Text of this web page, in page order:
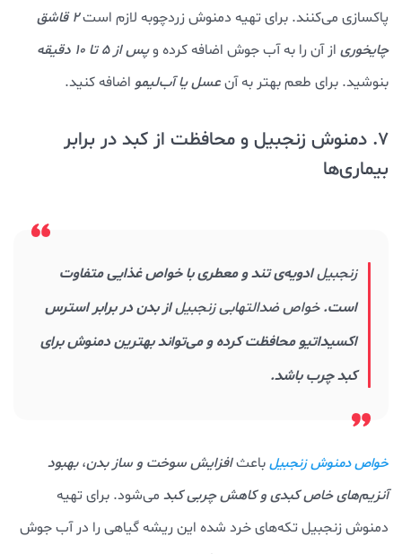
پاکسازی می‌کنند. برای تهیه دمنوش زردچوبه لازم است
2 قاشق
چایخوری از آن را به آب جوش اضافه کرده وپس از 5 تا 10 دقیقه
بنوشید. برای طعم بهتر به آنعسل یا آب‌لیمو اضافه کنید.
7. دمنوش زنجبیل و محافظت از کبد در برابر
بیماری‌ها
زنجبیلادویه‌ی تند و معطری با خواص غذایی متفاوت
است.خواص ضدالتهابی زنجبیلاز بدن در برابر استرس
اکسیداتیو محافظت کرده و می‌تواند بهترین دمنوش برای
کبد چرب باشد.
خواص دمنوش زنجبیلباعثافزایش سوخت و ساز بدن،بهبود
آنزیم‌های خاص کبدی و کاهش چربی کبد می‌شود. برای تهیه
دمنوش زنجبیل تکه‌های خرد شده این ریشه گیاهی را در آب جوش